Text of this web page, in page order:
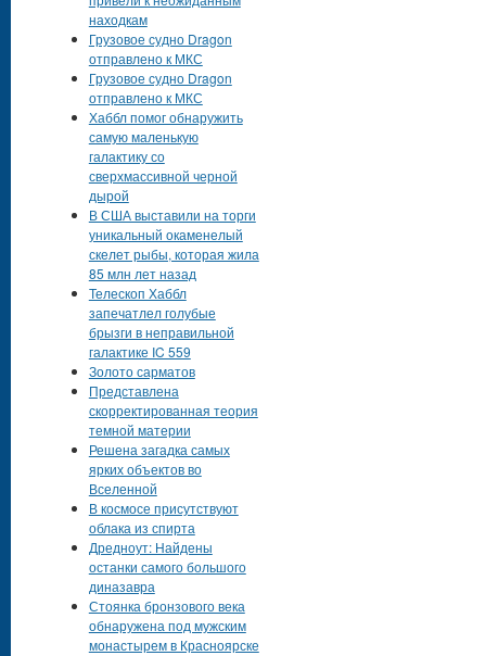
находкам
Грузовое судно Dragon
отправлено к МКС
Грузовое судно Dragon
отправлено к МКС
Хаббл помог обнаружить
самую маленькую
галактику со
сверхмассивной черной
дырой
В США выставили на торги
уникальный окаменелый
скелет рыбы, которая жила
85 млн лет назад
Телескоп Хаббл
запечатлел голубые
брызги в неправильной
галактике IC 559
Золото сарматов
Представлена
скорректированная теория
темной материи
Решена загадка самых
ярких объектов во
Вселенной
В космосе присутствуют
облака из спирта
Дредноут: Найдены
останки самого большого
диназавра
Стоянка бронзового века
обнаружена под мужским
монастырем в Красноярске